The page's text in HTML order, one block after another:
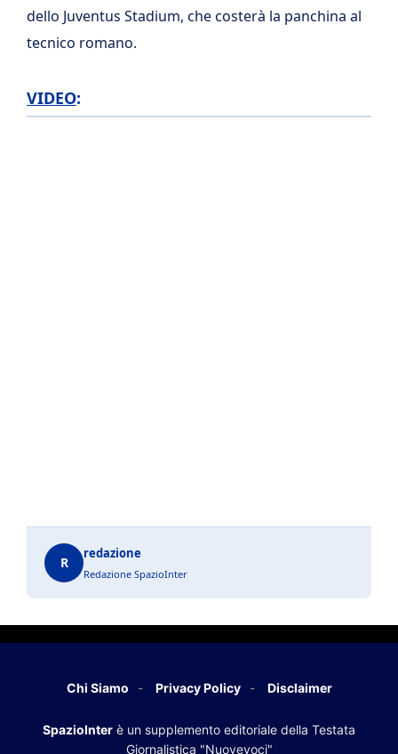
dello Juventus Stadium, che costerà la panchina al
tecnico romano.
VIDEO:
R
redazione
Redazione SpazioInter
Chi Siamo Privacy Policy Disclaimer
SpazioInter è un supplemento editoriale della Testata
Giornalistica "Nuovevoci"